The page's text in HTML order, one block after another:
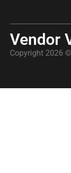
Vendor
Copyright 2026